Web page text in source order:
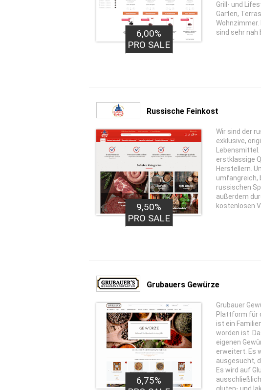
6,00%
PRO SALE
Grill- und
Garten,
Wohnzimmer.
sind sehr nah
Russische Feinkost
9,50%
PRO SALE
Wir sind der
exklusive,
erstklassige
Herstellern.
umfangreich,
russischen
außerdem
kostenlosen
Grubauers Gewürze
6,75%
Grubauer
Plattform für
ist ein
worden ist.
eigenen
erweitert. Es
ausgesucht,
Es wird auf